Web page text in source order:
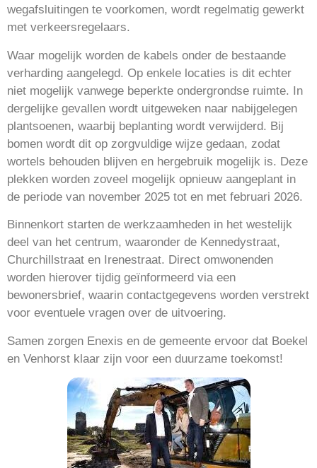
wegafsluitingen te voorkomen, wordt regelmatig gewerkt
met verkeersregelaars.
Waar mogelijk worden de kabels onder de bestaande
verharding aangelegd. Op enkele locaties is dit echter
niet mogelijk vanwege beperkte ondergrondse ruimte. In
dergelijke gevallen wordt uitgeweken naar nabijgelegen
plantsoenen, waarbij beplanting wordt verwijderd. Bij
bomen wordt dit op zorgvuldige wijze gedaan, zodat
wortels behouden blijven en hergebruik mogelijk is. Deze
plekken worden zoveel mogelijk opnieuw aangeplant in
de periode van november 2025 tot en met februari 2026.
Binnenkort starten de werkzaamheden in het westelijk
deel van het centrum, waaronder de Kennedystraat,
Churchillstraat en Irenestraat. Direct omwonenden
worden hierover tijdig geïnformeerd via een
bewonersbrief, waarin contactgegevens worden verstrekt
voor eventuele vragen over de uitvoering.
Samen zorgen Enexis en de gemeente ervoor dat Boekel
en Venhorst klaar zijn voor een duurzame toekomst!